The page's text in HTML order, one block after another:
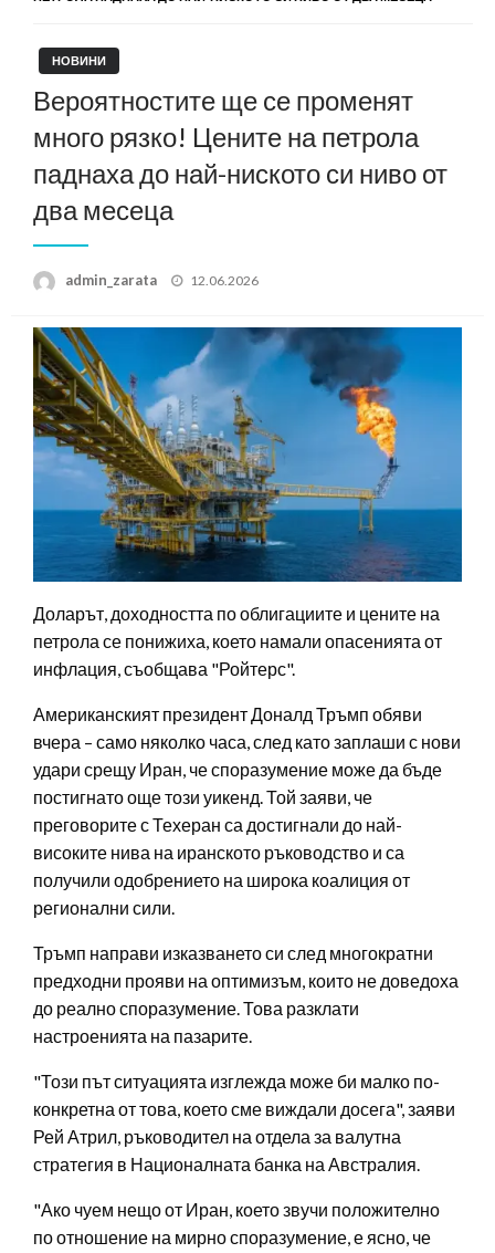
НОВИНИ
Вероятностите ще се променят
много рязко! Цените на петрола
паднаха до най-ниското си ниво от
два месеца
admin_zarata
Posted
12.06.2026
Доларът, доходността по облигациите и цените на
петрола се понижиха, което намали опасенията от
инфлация, съобщава "Ройтерс".
Американският президент Доналд Тръмп обяви
вчера – само няколко часа, след като заплаши с нови
удари срещу Иран, че споразумение може да бъде
постигнато още този уикенд. Той заяви, че
преговорите с Техеран са достигнали до най-
високите нива на иранското ръководство и са
получили одобрението на широка коалиция от
регионални сили.
Тръмп направи изказването си след многократни
предходни прояви на оптимизъм, които не доведоха
до реално споразумение. Това разклати
настроенията на пазарите.
"Този път ситуацията изглежда може би малко по-
конкретна от това, което сме виждали досега", заяви
Рей Атрил, ръководител на отдела за валутна
стратегия в Националната банка на Австралия.
"Ако чуем нещо от Иран, което звучи положително
по отношение на мирно споразумение, е ясно, че